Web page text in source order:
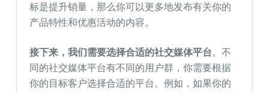
标是提升销量，那么你可以更多地发布有关你的
产品特性和优惠活动的内容。
接下来，我们需要选择合适的社交媒体平台。不
同的社交媒体平台有不同的用户群，你需要根据
你的目标客户选择合适的平台。例如，如果你的